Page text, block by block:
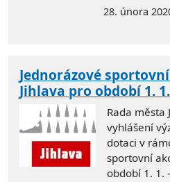
28. února
Jednorázové
Jihlava pro období 1.
Rada města
vyhlášení
dotaci v
sportovní
období 1. 1.